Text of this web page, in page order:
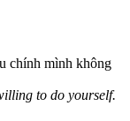
chính mình không
to do yourself.